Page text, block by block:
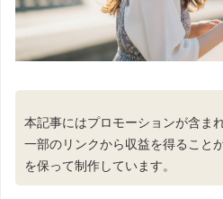
本記事にはプロモーションが含まれ
一部のリンクから収益を得ること
を保って制作しています。